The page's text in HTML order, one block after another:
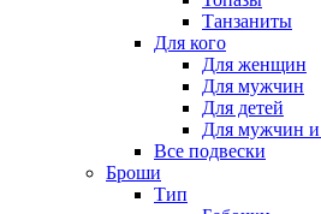
Танзаниты
Для кого
Для женщин
Для мужчин
Для детей
Для мужчин
Все подвески
Броши
Тип